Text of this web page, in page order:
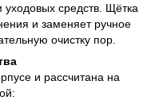
средств. Щётка
и заменяет ручное
очистку пор.
и рассчитана на